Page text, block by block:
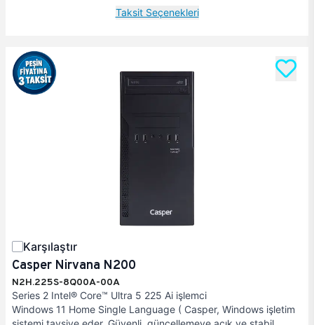
Taksit Seçenekleri
Karşılaştır
Casper Nirvana N200
N2H.225S-8Q00A-00A
Series 2 Intel® Core™ Ultra 5 225 Ai işlemci
Windows 11 Home Single Language ( Casper, Windows işletim